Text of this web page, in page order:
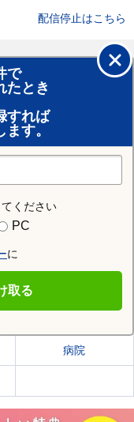
配信停止はこちら
で
たとき
すれば
す。
ください
PC
に
取る
病院